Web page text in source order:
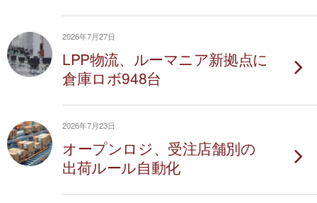
2026年7月27日
LPP物流、ルーマニア新拠点に
倉庫ロボ948台
2026年7月23日
オープンロジ、受注店舗別の
出荷ルール自動化